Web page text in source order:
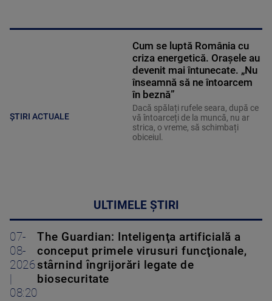
ȘTIRI ACTUALE
Cum se luptă România cu
criza energetică. Orașele au
devenit mai întunecate. „Nu
înseamnă să ne întoarcem
în beznă”
Dacă spălați rufele seara, după ce
vă întoarceți de la muncă, nu ar
strica, o vreme, să schimbați
obiceiul.
ULTIMELE ȘTIRI
07-
08-
2026
08:20
The Guardian: Inteligenţa artificială a
conceput primele virusuri funcţionale,
stârnind îngrijorări legate de
biosecuritate